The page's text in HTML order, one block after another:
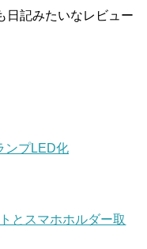
日記みたいなレビュー
ンプLED化
とスマホホルダー取